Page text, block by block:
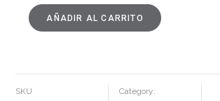
CÓMODA
BEIGE
X
CM
AÑADIR AL CARRITO
SKU
Category: